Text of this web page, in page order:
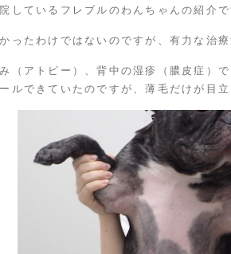
しているフレブルのわんちゃんの紹介で
ったわけではないのですが、有力な治
（アトピー）、背中の湿疹（膿皮症）
ルできていたのですが、薄毛だけが目立